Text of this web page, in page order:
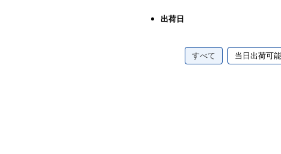
出荷日
すべて 当日出荷可能